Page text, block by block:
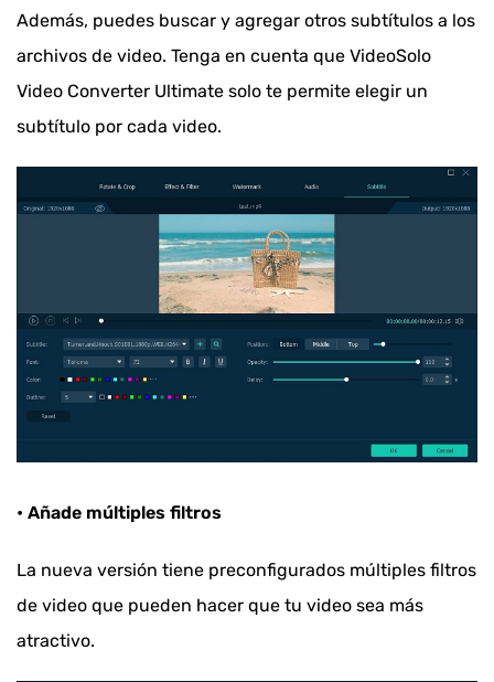
Además, puedes buscar y agregar otros subtítulos a los
archivos de video. Tenga en cuenta que VideoSolo
Video Converter Ultimate solo te permite elegir un
subtítulo por cada video.
• Añade múltiples filtros
La nueva versión tiene preconfigurados múltiples filtros
de video que pueden hacer que tu video sea más
atractivo.